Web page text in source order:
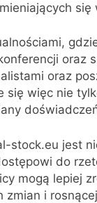
oraz
oraz
więc nie
stock.eu jest
do
mogą lepiej
i